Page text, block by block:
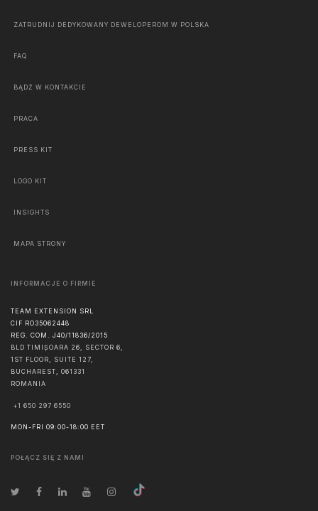
ZATRUDNIJ DEDYKOWANY DEWELOPEROM W POLSKA
FAQ
BĄDŹ W KONTAKCIE
PRACA
PRESS KIT
LOGO KIT
INSIGHTS
MAPA STRONY
INFORMACJE O FIRMIE
TEAM EXTENSION SRL
CIF RO35062448
REG. COM. J40/11836/2015
BLD TIMIȘOARA 26, SECTOR 6,
1ST FLOOR, SUITE 127,
BUCHAREST, 061331
ROMANIA
+1 650 297 6550
MON-FRI 09:00-18:00 EET
POŁĄCZ SIĘ Z NAMI